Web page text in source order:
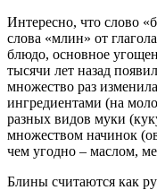
Интересно, что слово
слова «млин» от
блюдо, основное
тысячи лет назад
множество раз
ингредиентами (на
разных видов муки
множеством начинок
чем угодно – маслом,
Блины считаются как